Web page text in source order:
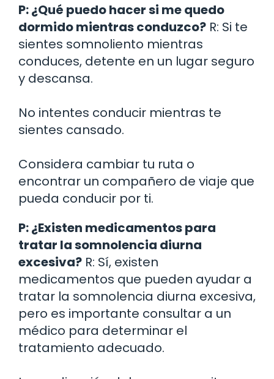
P: ¿Qué puedo hacer si me quedo
dormido mientras conduzco? R: Si te
sientes somnoliento mientras
conduces, detente en un lugar seguro
y descansa.
No intentes conducir mientras te
sientes cansado.
Considera cambiar tu ruta o
encontrar un compañero de viaje que
pueda conducir por ti.
P: ¿Existen medicamentos para
tratar la somnolencia diurna
excesiva? R: Sí, existen
medicamentos que pueden ayudar a
tratar la somnolencia diurna excesiva,
pero es importante consultar a un
médico para determinar el
tratamiento adecuado.